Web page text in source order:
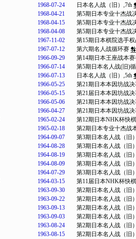
1968-07-24
日本名人战（旧）,7th
1968-04-21
第5期日本专业十杰战
1968-04-15
第5期日本专业十杰战
1968-04-08
第5期日本专业十杰战
1967-11-02
第15期日本棋院选手
1967-07-12
第六期名人战循环赛
1966-09-29
第14期日本王座战本
1966-07-14
第5期日本名人战(旧)
1966-07-13
日本名人战（旧）,5th
1966-05-25
第21期日本本因坊战
1966-05-15
第21届日本本因坊战
1966-05-06
第21期日本本因坊战
1966-04-27
第21期日本本因坊战
1965-02-24
第12期日本NHK杯快
1965-02-18
第2期日本专业十杰战
1964-09-07
第3期日本名人战（旧
1964-08-28
第3期日本名人战（旧
1964-08-19
第3期日本名人战（旧
1964-08-09
第3期日本名人战（旧
1964-07-29
第3期日本名人战（旧
1964-03-15
第11届日本NHK杯快
1963-09-30
第2期日本名人战（旧
1963-09-22
第2期日本名人战（旧
1963-09-13
第2期日本名人战（旧
1963-09-03
第2期日本名人战（旧
1963-08-24
第2期日本名人战（旧
1963-08-15
第2期日本名人战（旧